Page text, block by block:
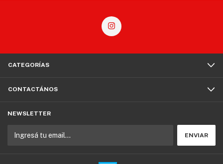
CATEGORÍAS
CONTACTÁNOS
NEWSLETTER